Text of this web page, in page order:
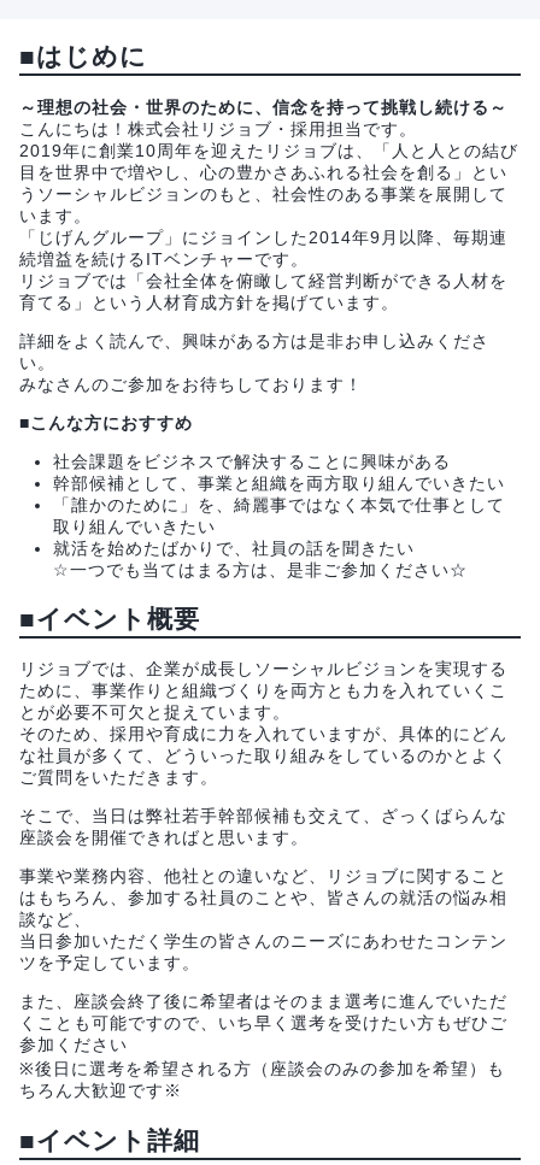
■はじめに
～理想の社会・世界のために、信念を持って挑戦し続ける～
こんにちは！株式会社リジョブ・採用担当です。
2019年に創業10周年を迎えたリジョブは、「人と人との結び
目を世界中で増やし、心の豊かさあふれる社会を創る」とい
うソーシャルビジョンのもと、社会性のある事業を展開して
います。
「じげんグループ」にジョインした2014年9月以降、毎期連
続増益を続けるITベンチャーです。
リジョブでは「会社全体を俯瞰して経営判断ができる人材を
育てる」という人材育成方針を掲げています。
詳細をよく読んで、興味がある方は是非お申し込みくださ
い。
みなさんのご参加をお待ちしております！
■こんな方におすすめ
社会課題をビジネスで解決することに興味がある
幹部候補として、事業と組織を両方取り組んでいきたい
「誰かのために」を、綺麗事ではなく本気で仕事として
取り組んでいきたい
就活を始めたばかりで、社員の話を聞きたい
☆一つでも当てはまる方は、是非ご参加ください☆
■イベント概要
リジョブでは、企業が成長しソーシャルビジョンを実現する
ために、事業作りと組織づくりを両方とも力を入れていくこ
とが必要不可欠と捉えています。
そのため、採用や育成に力を入れていますが、具体的にどん
な社員が多くて、どういった取り組みをしているのかとよく
ご質問をいただきます。
そこで、当日は弊社若手幹部候補も交えて、ざっくばらんな
座談会を開催できればと思います。
事業や業務内容、他社との違いなど、リジョブに関すること
はもちろん、参加する社員のことや、皆さんの就活の悩み相
談など、
当日参加いただく学生の皆さんのニーズにあわせたコンテン
ツを予定しています。
また、座談会終了後に希望者はそのまま選考に進んでいただ
くことも可能ですので、いち早く選考を受けたい方もぜひご
参加ください
※後日に選考を希望される方（座談会のみの参加を希望）も
ちろん大歓迎です※
■イベント詳細